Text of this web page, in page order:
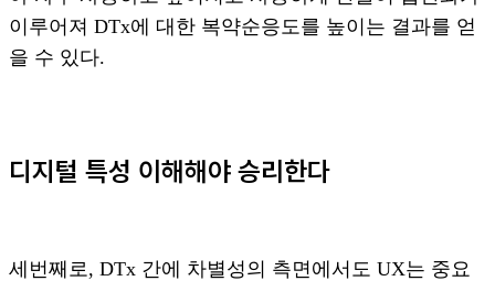
이루어져 DTx에 대한 복약순응도를 높이는 결과를 얻
을 수 있다.
디지털 특성 이해해야 승리한다
세번째로, DTx 간에 차별성의 측면에서도 UX는 중요